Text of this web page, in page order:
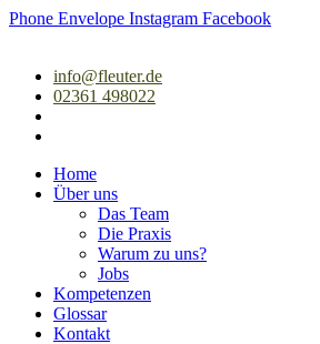
Zum
Phone Envelope Instagram Facebook
info@fleuter.de
02361 498022
Home
Über uns
Das Team
Die Praxis
Warum zu uns?
Jobs
Kompetenzen
Glossar
Kontakt